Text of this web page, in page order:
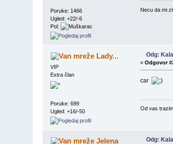
Poruke: 1466
Ugled: +22/-6
Pol:
Necu da mi
Lady...
VIP
Extra član
Poruke: 699
Ugled: +16/-50
Odg:
« Odgovor
car
Od vas
Jelena Odg: